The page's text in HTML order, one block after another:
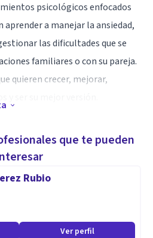
psicológicos enfocados
aprender a manejar la ansiedad,
las dificultades que se
familiares o con su pareja.
quieren crecer, mejorar,
avalados por Organismos
la más estudiada y reconocida a
conocerte y
de mejora.
que te pueden
Rubio
Ver perfil